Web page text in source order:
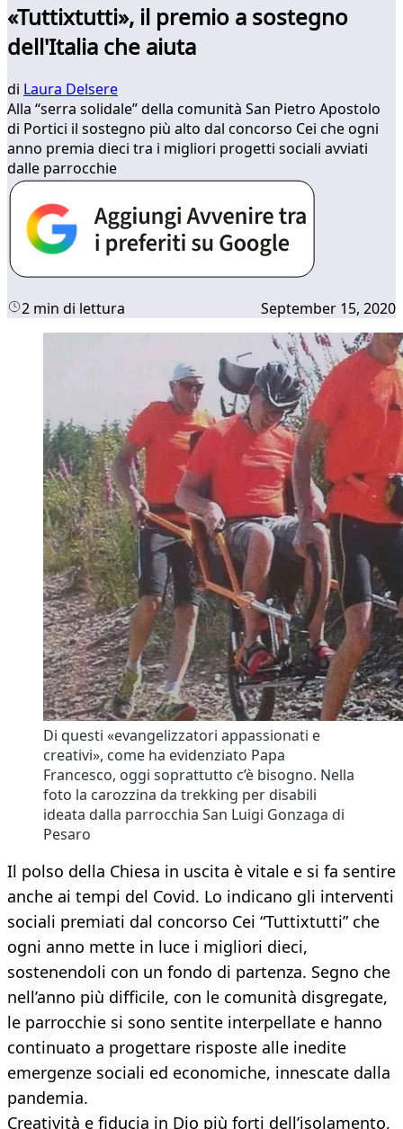
«Tuttixtutti», il premio a sostegno
dell'Italia che aiuta
di Laura Delsere
Alla “serra solidale” della comunità San Pietro Apostolo
di Portici il sostegno più alto dal concorso Cei che ogni
anno premia dieci tra i migliori progetti sociali avviati
dalle parrocchie
2 min di lettura September 15, 2020
Di questi «evangelizzatori appassionati e
creativi», come ha evidenziato Papa
Francesco, oggi soprattutto c’è bisogno. Nella
foto la carozzina da trekking per disabili
ideata dalla parrocchia San Luigi Gonzaga di
Pesaro
Il polso della Chiesa in uscita è vitale e si fa sentire
anche ai tempi del Covid. Lo indicano gli interventi
sociali premiati dal concorso Cei “Tuttixtutti” che
ogni anno mette in luce i migliori dieci,
sostenendoli con un fondo di partenza. Segno che
nell’anno più difficile, con le comunità disgregate,
le parrocchie si sono sentite interpellate e hanno
continuato a progettare risposte alle inedite
emergenze sociali ed economiche, innescate dalla
pandemia.
Creatività e fiducia in Dio più forti dell’isolamento,